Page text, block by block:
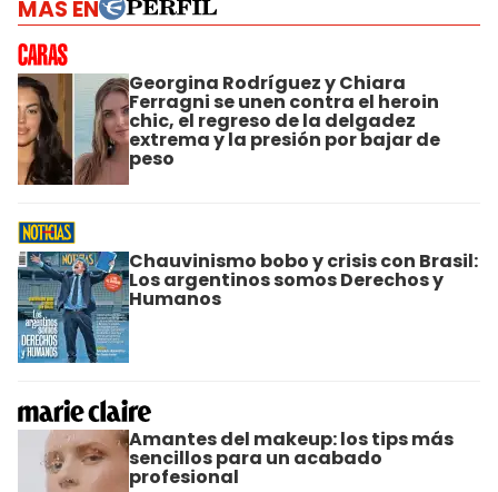
MÁS EN
Georgina Rodríguez y Chiara
Ferragni se unen contra el heroin
chic, el regreso de la delgadez
extrema y la presión por bajar de
peso
Chauvinismo bobo y crisis con Brasil:
Los argentinos somos Derechos y
Humanos
Amantes del makeup: los tips más
sencillos para un acabado
profesional